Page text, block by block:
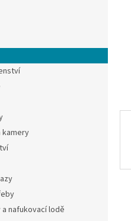
kamery
nafukovací lodě